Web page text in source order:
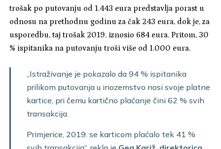
trošak po putovanju od 1.443 eura predstavlja porast u
odnosu na prethodnu godinu za čak 243 eura, dok je, za
usporedbu, taj trošak 2019. iznosio 684 eura. Pritom, 30
% ispitanika na putovanju troši više od 1.000 eura.
„Istraživanje je pokazalo da 94 % ispitanika
prilikom putovanja u inozemstvo nosi svoje platne
kartice, pri čemu kartično plaćanje čini 62 % svih
transakcija.
Primjerice, 2019. se karticom plaćalo tek 41 %